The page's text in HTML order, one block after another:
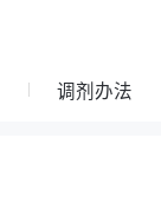
调剂办法